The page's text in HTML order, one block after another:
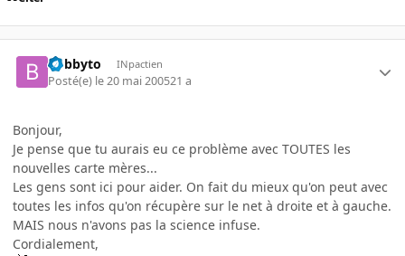
bobbyto INpactien
Posté(e) le 20 mai 200521 a
Bonjour,
Je pense que tu aurais eu ce problème avec TOUTES les
nouvelles carte mères...
Les gens sont ici pour aider. On fait du mieux qu'on peut avec
toutes les infos qu'on récupère sur le net à droite et à gauche.
MAIS nous n'avons pas la science infuse.
Cordialement,